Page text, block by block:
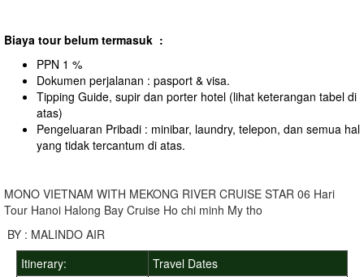
Biaya tour belum termasuk :
PPN 1 %
Dokumen perjalanan : pasport & visa.
Tipping Guide, supir dan porter hotel (lihat keterangan tabel di
atas)
Pengeluaran Pribadi : minibar, laundry, telepon, dan semua hal
yang tidak tercantum di atas.
MONO VIETNAM WITH MEKONG RIVER CRUISE STAR 06 Hari
Tour Hanoi Halong Bay Cruise Ho chi minh My tho
BY : MALINDO AIR
Itinerary:
Travel Dates